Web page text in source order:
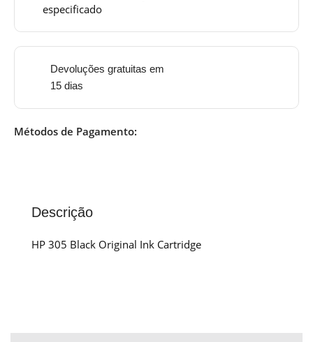
especificado
Devoluções gratuitas em
15 dias
Métodos de Pagamento:
Descrição
HP 305 Black Original Ink Cartridge